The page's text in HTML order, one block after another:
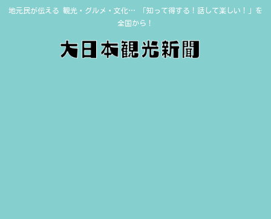
地元民が伝える 観光・グルメ・文化… 「知って得する！話して楽しい！」を
全国から！